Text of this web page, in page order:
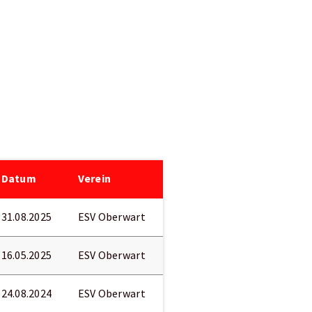
Datum Verein
31.08.2025 ESV Oberwart
16.05.2025 ESV Oberwart
24.08.2024 ESV Oberwart